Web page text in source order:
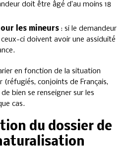
doit être âgé d’au moins 18
les mineurs : si le demandeur
ci doivent avoir une assiduité
en fonction de la situation
(réfugiés, conjoints de Français,
bien se renseigner sur les
cas.
du dossier de